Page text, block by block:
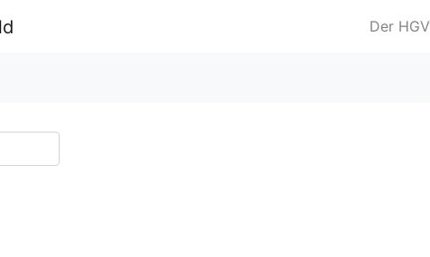
Der HGV